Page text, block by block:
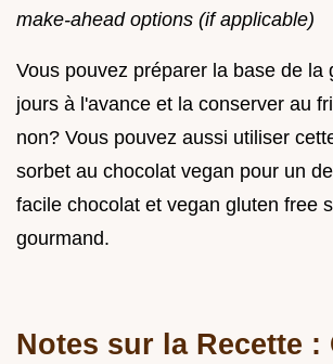
make-ahead options (if applicable)
Vous pouvez préparer la base de la
jours à l'avance et la conserver au
non? Vous pouvez aussi utiliser
sorbet au chocolat vegan pour un
facile chocolat et vegan gluten free
gourmand.
Notes sur la Recette :